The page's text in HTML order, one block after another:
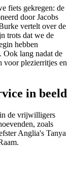
fiets gekregen: de
door Jacobs
vertelt over de
trots dat we de
hebben
Ook lang nadat de
plezierritjes en
in beeld
de vrijwilligers
zoals
Anglia's Tanya